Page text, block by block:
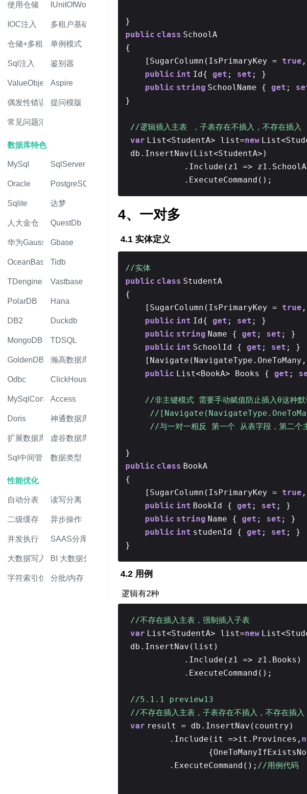
使用仓储 IUnitOfWork
IOC注入 多租户基础
仓储+多租户单例模式
Sql注入 鉴别器
ValueObject值对象
Aspire
偶发性错误 提问模版
常见问题汇总
数据库特色
MySql SqlServer
Oracle PostgreSQL
Sqlite 达梦
人大金仓 QuestDb
华为Gauss Gbase
OceanBase Tidb
TDengine Vastbase
PolarDB Hana
DB2 Duckdb
MongoDB TDSQL
GoldenDB 瀚高数据库
Odbc ClickHouse
MySqlConnector
Access
Doris 神通数据库
扩展数据库 虚谷数据库
Sql中间管道 数据类型
性能优化
自动分表 读写分离
二级缓存 异步操作
并发执行 SAAS分库
大数据写入 BI 大数据分析
字符索引优化分批/内存
}
public class SchoolA
{
[SugarColumn(IsPrimaryKey = true
public int Id{ get ; set ; }
public string SchoolName { get ;
}
//逻辑插入主表 ，子表存在不插入，不存在插入
var List<StudentA> list=new
db.InsertNav(List<StudentA>)
.Include(z1 =>
.ExecuteCommand();
4、一对多
4.1 实体定义
//实体
public class StudentA
{
[SugarColumn(IsPrimaryKey = true
public int Id{ get ; set ; }
public string Name { get ; set ; }
public int SchoolId { get ; set ; }
public List<BookA> Books { get ;
//非主键模式 需要手动赋值防止插入0这种默
//
//与一对一相反 第一个 从表字段，第二个
}
public class BookA
{
[SugarColumn(IsPrimaryKey = true
public int BookId { get ; set ; }
public string Name { get ; set ; }
public int studenId { get ; set ; }
}
4.2 用例
逻辑有2种
//不存在插入主表，强制插入子表
var List<StudentA> list=new
db.InsertNav(list)
.Include(z1 => z1.Books)
.ExecuteCommand();
//5.1.1 preview13
//不存在插入主表，子表存在不插入，不存在插入
var result = db.InsertNav(country)
.Include(it =>it.Provinces,
.ExecuteCommand(); //用例代码